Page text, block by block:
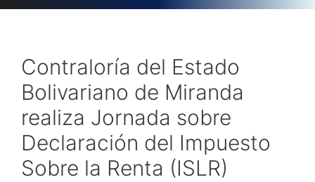
Contraloría del Estado
Bolivariano de Miranda
realiza Jornada sobre
Declaración del Impuesto
Sobre la Renta (ISLR)